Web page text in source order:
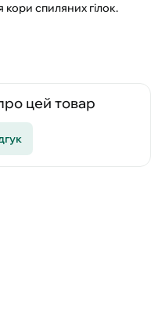
кори спиляних гілок.
цей товар